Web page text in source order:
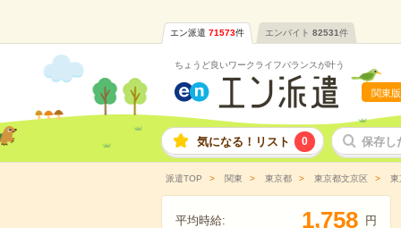
エン派遣 71573件 エンバイト 82531件
ちょうど良いワークライフバランスが叶う
関東版
気になる！リスト 0 保存し
派遣TOP 関東 東京都 東京都文京区 東
平均時給: 1,758 円